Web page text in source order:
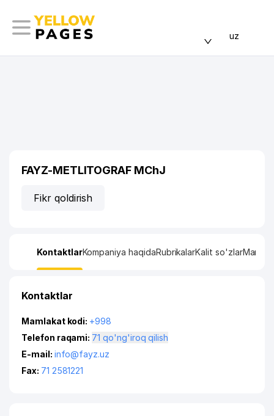
uz
FAYZ-METLITOGRAF MChJ
Fikr qoldirish
KontaktlarKompaniya haqidaRubrikalarKalit so'zlarManzil
Kontaktlar
Mamlakat kodi: +998
Telefon raqami:
71 qo'ng'iroq qilish
E-mail: info@fayz.uz
Fax: 71 2581221